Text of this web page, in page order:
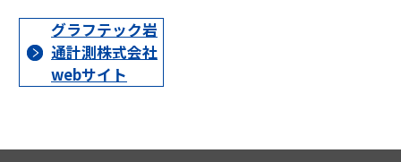
グラフテック岩
通計測株式会社
webサイト